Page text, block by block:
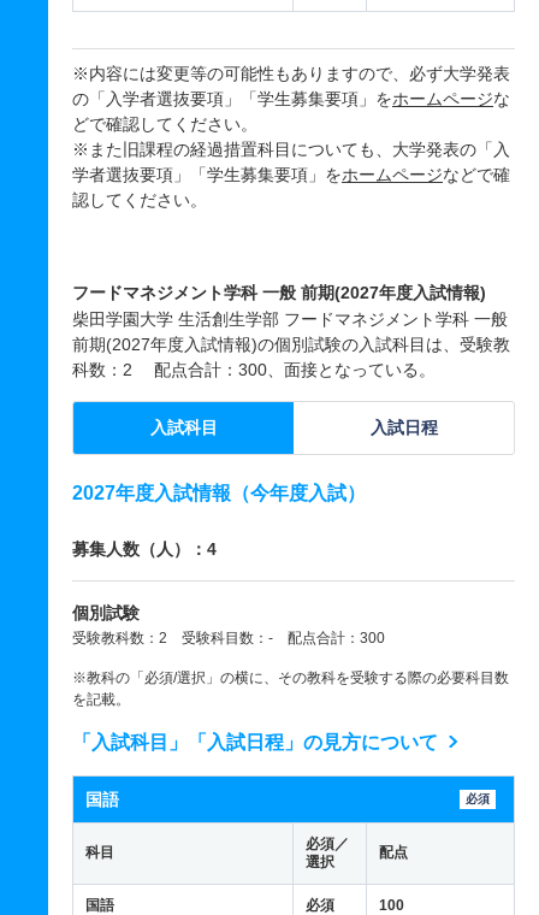
※内容には変更等の可能性もありますので、必ず大学発表
の「入学者選抜要項」「学生募集要項」をホームページな
どで確認してください。
※また旧課程の経過措置科目についても、大学発表の「入
学者選抜要項」「学生募集要項」をホームページなどで確
認してください。
フードマネジメント学科 一般 前期(2027年度入試情報)
柴田学園大学 生活創生学部 フードマネジメント学科 一般
前期(2027年度入試情報)の個別試験の入試科目は、受験教
科数：2 配点合計：300、面接となっている。
入試科目 入試日程
2027年度入試情報（今年度入試）
募集人数（人）：4
個別試験
受験教科数：2 受験科目数：- 配点合計：300
※教科の「必須/選択」の横に、その教科を受験する際の必要科目数
を記載。
「入試科目」「入試日程」の見方について
国語 必須
科目
必須／
選択
配点
国語 必須 100